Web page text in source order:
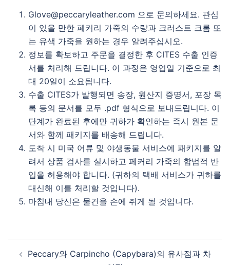
Glove@peccaryleather.com 으로 문의하세요. 관심
이 있을 만한 페커리 가죽의 수량과 크러스트 크롬 또
는 유색 가죽을 원하는 경우 알려주십시오.
정보를 확보하고 주문을 결정한 후 CITES 수출 인증
서를 처리해 드립니다. 이 과정은 영업일 기준으로 최
대 20일이 소요됩니다.
수출 CITES가 발행되면 송장, 원산지 증명서, 포장 목
록 등의 문서를 모두 .pdf 형식으로 보내드립니다. 이
단계가 완료된 후에만 귀하가 확인하는 즉시 원본 문
서와 함께 패키지를 배송해 드립니다.
도착 시 미국 어류 및 야생동물 서비스에 패키지를 알
려서 상품 검사를 실시하고 페커리 가죽의 합법적 반
입을 허용해야 합니다. (귀하의 택배 서비스가 귀하를
대신해 이를 처리할 것입니다).
마침내 당신은 물건을 손에 쥐게 될 것입니다.
navigation
Peccary와 Carpincho (Capybara)의 유사점과 차